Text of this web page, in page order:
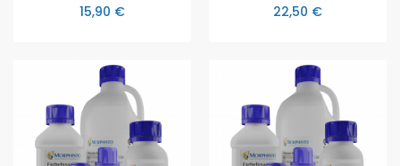
15,90 € 22,50 €